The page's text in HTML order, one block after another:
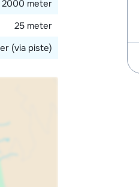
2000 meter
25 meter
(via piste)